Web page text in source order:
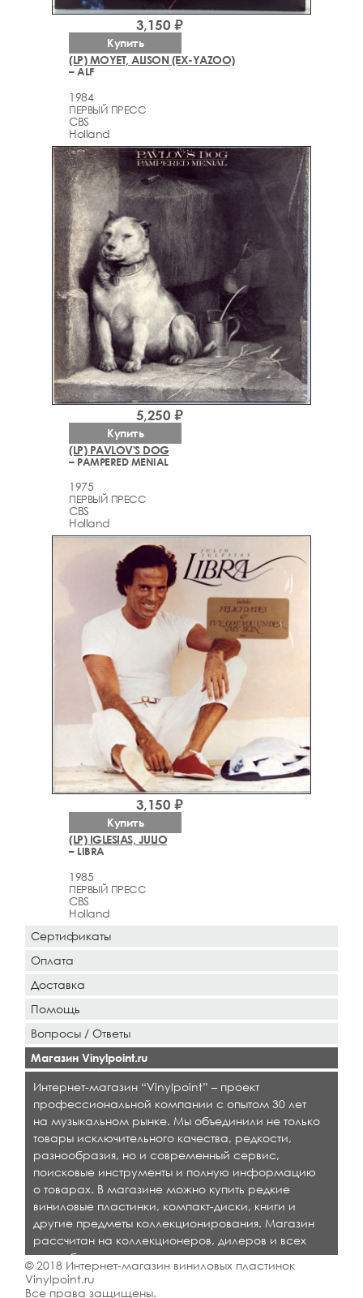
(LP) MOYET, ALISON (EX-YAZOO)
– ALF
1984
ПЕРВЫЙ ПРЕСС
CBS
Holland
3,150 ₽
Купить
(LP) PAVLOV'S DOG
– PAMPERED MENIAL
1975
ПЕРВЫЙ ПРЕСС
CBS
Holland
5,250 ₽
Купить
(LP) IGLESIAS, JULIO
– LIBRA
1985
ПЕРВЫЙ ПРЕСС
CBS
Holland
3,150 ₽
Купить
Сертификаты
Оплата
Доставка
Помощь
Вопросы / Ответы
Магазин Vinylpoint.ru
Интернет-магазин “Vinylpoint” – проект
профессиональной компании с опытом 30 лет
на музыкальном рынке. Мы объединили не только
товары исключительного качества, редкости,
разнообразия, но и современный сервис,
поисковые инструменты и полную информацию
о товарах. В магазине можно купить редкие
виниловые пластинки, компакт-диски, книги и
другие предметы коллекционирования. Магазин
рассчитан на коллекционеров, дилеров и всех
кто любит качественную музыку.
© 2018 Интернет-магазин виниловых пластинок
Vinylpoint.ru
Все права защищены.